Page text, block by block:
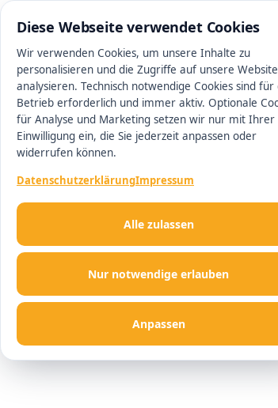
0511 13221100
Diese Webseite verwendet Cookies
Wir verwenden Cookies, um unsere Inhalte zu
personalisieren und die Zugriffe auf unsere
analysieren. Technisch notwendige Cookies sind für
Betrieb erforderlich und immer aktiv. Optionale
für Analyse und Marketing setzen wir nur mit Ihrer
Einwilligung ein, die Sie jederzeit anpassen oder
widerrufen können.
DatenschutzerklärungImpressum
Nur notwendige erlauben
Anpassen
Alle zulassen